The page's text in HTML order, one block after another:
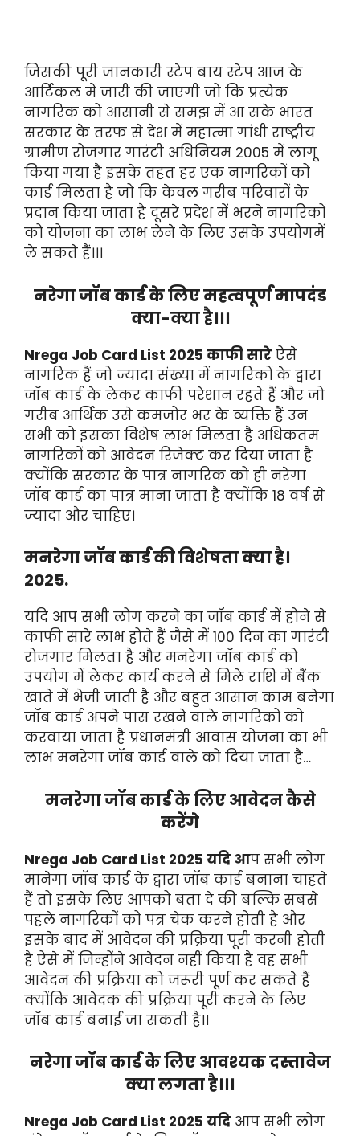
जिसकी पूरी जानकारी स्टेप बाय स्टेप आज के
आर्टिकल में जारी की जाएगी जो कि प्रत्येक
नागरिक को आसानी से समझ में आ सके भारत
सरकार के तरफ से देश में महात्मा गांधी राष्ट्रीय
ग्रामीण रोजगार गारंटी अधिनियम 2005 में लागू
किया गया है इसके तहत हर एक नागरिकों को
कार्ड मिलता है जो कि केवल गरीब परिवारों के
प्रदान किया जाता है दूसरे प्रदेश में भरने नागरिकों
को योजना का लाभ लेने के लिए उसके उपयोगमें
ले सकते हैं।।।
नरेगा जॉब कार्ड के लिए महत्वपूर्ण मापदंड
क्या-क्या है।।।
Nrega Job Card List 2025 काफी सारे ऐसे
नागरिक हैं जो ज्यादा संख्या में नागरिकों के द्वारा
जॉब कार्ड के लेकर काफी परेशान रहते हैं और जो
गरीब आर्थिक उसे कमजोर भर के व्यक्ति हैं उन
सभी को इसका विशेष लाभ मिलता है अधिकतम
नागरिकों को आवेदन रिजेक्ट कर दिया जाता है
क्योंकि सरकार के पात्र नागरिक को ही नरेगा
जॉब कार्ड का पात्र माना जाता है क्योंकि 18 वर्ष से
ज्यादा और चाहिए।
मनरेगा जॉब कार्ड की विशेषता क्या है।
2025.
यदि आप सभी लोग करने का जॉब कार्ड में होने से
काफी सारे लाभ होते हैं जैसे में 100 दिन का गारंटी
रोजगार मिलता है और मनरेगा जॉब कार्ड को
उपयोग में लेकर कार्य करने से मिले राशि में बैंक
खाते में भेजी जाती है और बहुत आसान काम बनेगा
जॉब कार्ड अपने पास रखने वाले नागरिकों को
करवाया जाता है प्रधानमंत्री आवास योजना का भी
लाभ मनरेगा जॉब कार्ड वाले को दिया जाता है…
मनरेगा जॉब कार्ड के लिए आवेदन कैसे
करेंगे
Nrega Job Card List 2025 यदि आप सभी लोग
मानेगा जॉब कार्ड के द्वारा जॉब कार्ड बनाना चाहते
हैं तो इसके लिए आपको बता दे की बल्कि सबसे
पहले नागरिकों को पत्र चेक करने होती है और
इसके बाद में आवेदन की प्रक्रिया पूरी करनी होती
है ऐसे में जिन्होंने आवेदन नहीं किया है वह सभी
आवेदन की प्रक्रिया को जरूरी पूर्ण कर सकते हैं
क्योंकि आवेदक की प्रक्रिया पूरी करने के लिए
जॉब कार्ड बनाई जा सकती है।।
नरेगा जॉब कार्ड के लिए आवश्यक दस्तावेज
क्या लगता है।।।
Nrega Job Card List 2025 यदि आप सभी लोग